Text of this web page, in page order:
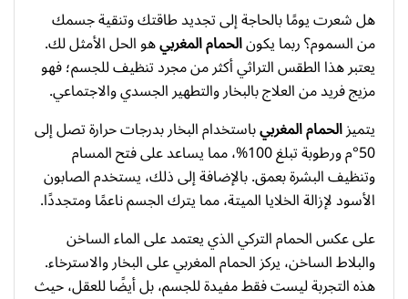
هل شعرت يومًا بالحاجة إلى تجديد طاقتك وتنقية جسمك
من السموم؟ ربما يكونالحمام المغربيهو الحل الأمثل لك.
يعتبر هذا الطقس التراثي أكثر من مجرد تنظيف للجسم؛ فهو
مزيج فريد من العلاج بالبخار والتطهير الجسدي والاجتماعي.
يتميزالحمام المغربيباستخدام البخار بدرجات حرارة تصل إلى
50°م ورطوبة تبلغ 100%، مما يساعد على فتح المسام
وتنظيف البشرة بعمق. بالإضافة إلى ذلك، يستخدم الصابون
الأسود لإزالة الخلايا الميتة، مما يترك الجسم ناعمًا ومتجددًا.
على عكس الحمام التركي الذي يعتمد على الماء الساخن
والبلاط الساخن، يركز الحمام المغربي على البخار والاسترخاء.
هذه التجربة ليست فقط مفيدة للجسم، بل أيضًا للعقل، حيث